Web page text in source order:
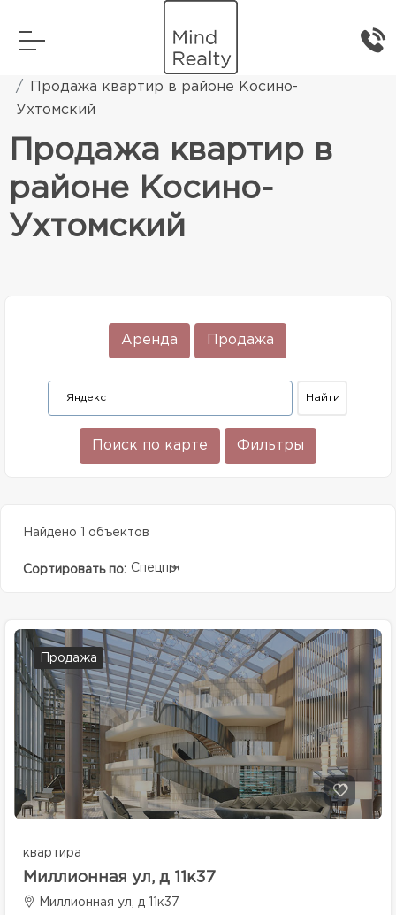
Элитная жилая недвижимость
Продажа квартир в районе Косино-
Ухтомский
Продажа квартир в
районе Косино-
Ухтомский
Аренда Продажа
Поиск по карте Фильтры
Найдено 1 объектов
Сортировать по: Спецпредолжение
Продажа
квартира
Миллионная ул, д 11к37
Миллионная ул, д 11к37